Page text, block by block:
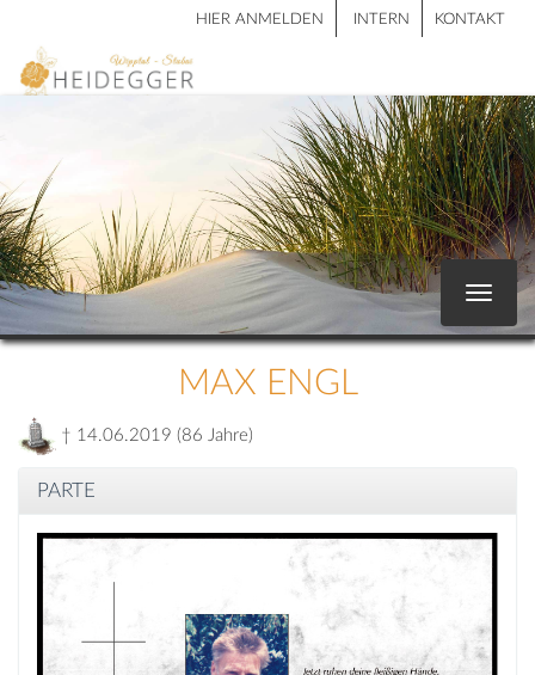
HIER ANMELDEN INTERN KONTAKT
Toggle
MAX ENGL
† 14.06.2019 (86 Jahre)
PARTE